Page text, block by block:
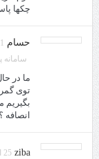
چکها
حسام
ما در
توی
ziba 25 اردیبهشت